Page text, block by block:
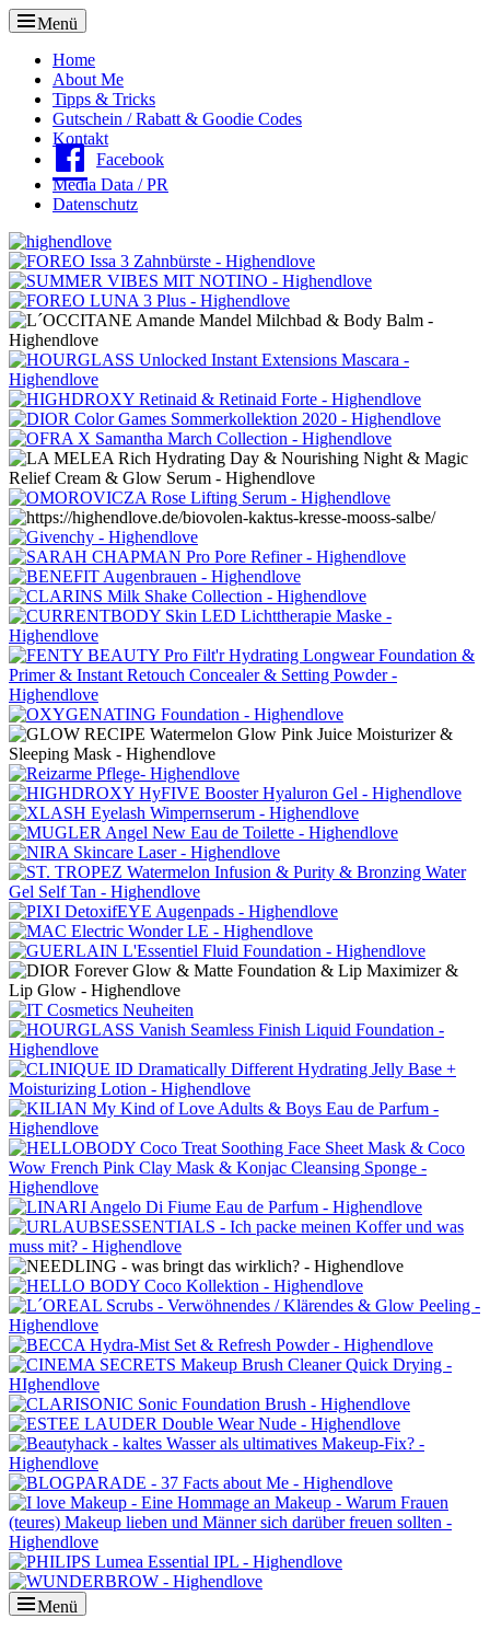
Menü
Oberes
Menü
Home
About Me
Tipps & Tricks
Gutschein / Rabatt & Goodie Codes
Kontakt
Facebook
Media Data / PR
Datenschutz
Menü